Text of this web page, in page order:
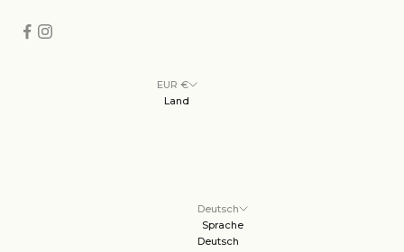
EUR €
Land
Deutsch
Sprache
Deutsch